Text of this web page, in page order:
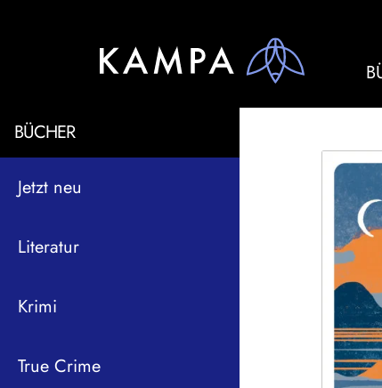
BÜCHER
Jetzt neu
Literatur
Krimi
True Crime